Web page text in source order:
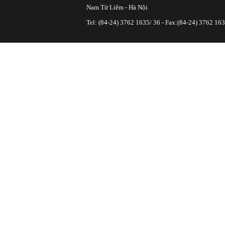
Nam Từ Liêm - Hà Nội
Tel: (84-24) 3762 1635/ 36 - Fax:(84-24) 3762